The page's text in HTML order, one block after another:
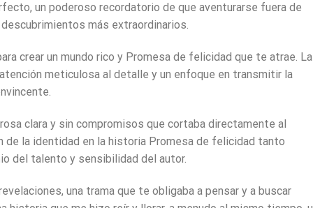
un poderoso recordatorio de que aventurarse fuera de
más extraordinarios.
crear un mundo rico y Promesa de felicidad que te atrae. La
meticulosa al detalle y un enfoque en transmitir la
clara y sin compromisos que cortaba directamente al
de la identidad en la historia Promesa de felicidad tanto
del talento y sensibilidad del autor.
una trama que te obligaba a pensar y a buscar